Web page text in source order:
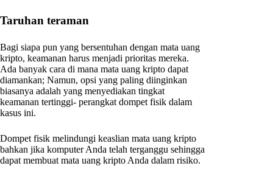
Taruhan teraman
Bagi siapa pun yang bersentuhan dengan mata uang
kripto, keamanan harus menjadi prioritas mereka.
Ada banyak cara di mana mata uang kripto dapat
diamankan; Namun, opsi yang paling diinginkan
biasanya adalah yang menyediakan tingkat
keamanan tertinggi- perangkat dompet fisik dalam
kasus ini.
Dompet fisik melindungi keaslian mata uang kripto
bahkan jika komputer Anda telah terganggu sehingga
dapat membuat mata uang kripto Anda dalam risiko.